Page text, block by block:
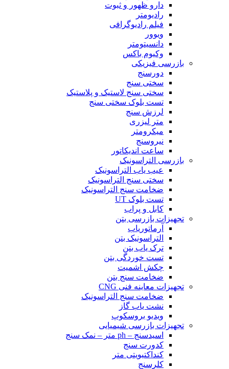
دارو ظهور و ثبوت
رادیومتر
فیلم رادیوگرافی
ویوور
دانسیتومتر
وکیوم باکس
بازرسی فیزیکی
دورسنج
سختی سنج
سختی سنج لاستیک و پلاستیک
تست بلوک سختی سنج
لرزش سنج
متر لیزری
میکرومتر
نیروسنج
ساعت اندیکاتور
بازرسی التراسونیک
عیب یاب التراسونیک
سختی سنج التراسونیک
ضخامت سنج التراسونیک
تست بلوک UT
کابل و پراب
تجهیزات بازرسی بتن
آرماتوریاب
التراسونیک بتن
ترک یاب بتن
تست خوردگی بتن
چکش اشمیت
ضخامت سنج بتن
تجهیزات معاینه فنی CNG
ضخامت سنج التراسونیک
نشت یاب گاز
ویدیو بروسکوپ
تجهیزات بازرسی شیمیایی
اسیدسنج – ph متر – نمک سنج
کدورت سنج
کنداکتیویتی متر
کلرسنج